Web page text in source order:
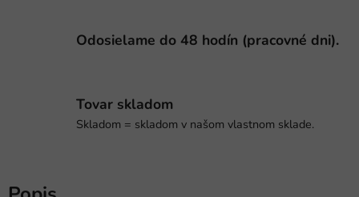
Odosielame do 48 hodín (pracovné dni).
Tovar skladom
Skladom = skladom v našom vlastnom sklade.